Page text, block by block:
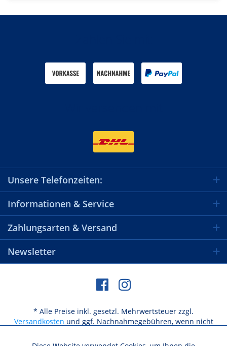
Unsere Telefonzeiten:
Informationen & Service
Zahlungsarten & Versand
Newsletter
* Alle Preise inkl. gesetzl. Mehrwertsteuer zzgl.
Versandkosten und ggf. Nachnahmegebühren, wenn nicht